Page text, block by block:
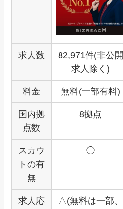
求人数
82,971件(非公開
求人除く)
料金 無料(一部有料)
国内拠
点数
8拠点
スカウ
トの有
無
◯
求人応
△(無料は一部、